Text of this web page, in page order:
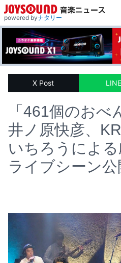
powered byナタリー
X Post LINE
「461個のおべ
井ノ原快彦、
いちろうによ
ライブシーン公